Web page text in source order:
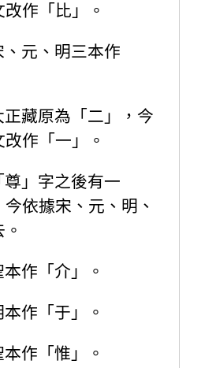
作「比」。
、元、明三本作
正藏原為「二」，今
作「一」。
」字之後有一
今依據宋、元、明、
本作「介」。
本作「于」。
本作「惟」。